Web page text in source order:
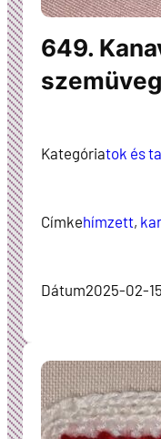
649.
Kategóriatok és
Címkehímzett,
Dátum2025-02-15